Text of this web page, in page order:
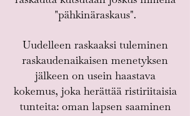
"pähkinäraskaus".
Uudelleen raskaaksi tuleminen
raskaudenaikaisen menetyksen
jälkeen on usein haastava
kokemus, joka herättää ristiriitaisia
tunteita: oman lapsen saaminen